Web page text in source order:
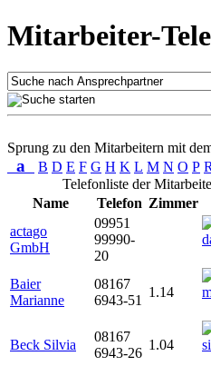
Mitarbeiter-
Sprung zu den Mitarbeitern mit
a B D E F G H K L M N O P R
Telefonliste der
Name
Telefon Zimmer
actago
GmbH
09951
99990-
20
Baier
Marianne
08167
6943-51
1.14
Beck Silvia
08167
6943-26
1.04